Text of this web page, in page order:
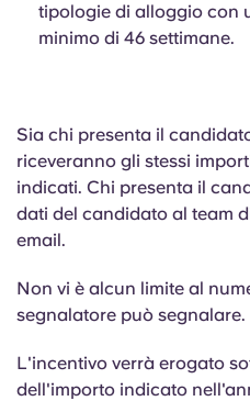
tipologie di alloggio con
minimo di 46 settimane.
Sia chi presenta il
riceveranno gli stessi
indicati. Chi presenta il
dati del candidato al team
email.
Non vi è alcun limite al
segnalatore può segnalare.
L'incentivo verrà erogato
dell'importo indicato